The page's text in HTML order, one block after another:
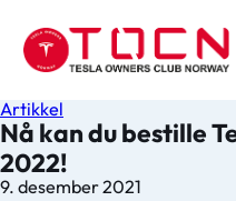
Nå kan du bestille
2022!
Artikkel
9. desember 2021